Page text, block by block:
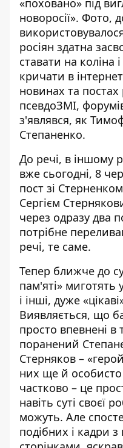
«поховано» під
новоросії». Фото,
росіян здатна
ставати на коліна
кричати в
новинах та
псевдоЗМІ,
з'являвся, як
Степаненко.
До речі, в іншому
вже сьогодні, 8
пост зі
Сергієм
через одразу два
потрібне
речі, те саме.
Тепер ближче до
пам'яті» миготять
і інші, дуже
Виявляється, що
просто впевнені
поранений
Стерняков –
них ще й особисто
частково – це
навіть суті своєї
можуть. Але
подібних і кадри